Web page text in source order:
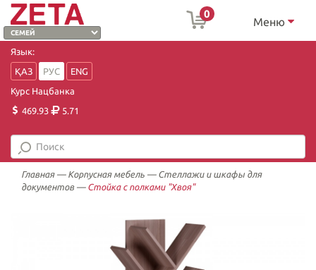
0
Меню
Язык:
ҚАЗ
РУС
ENG
Курс Нацбанка
469.93
5.71
Главная— Корпусная мебель — Стеллажи и шкафы для
документов — Стойка с полками "Хвоя"